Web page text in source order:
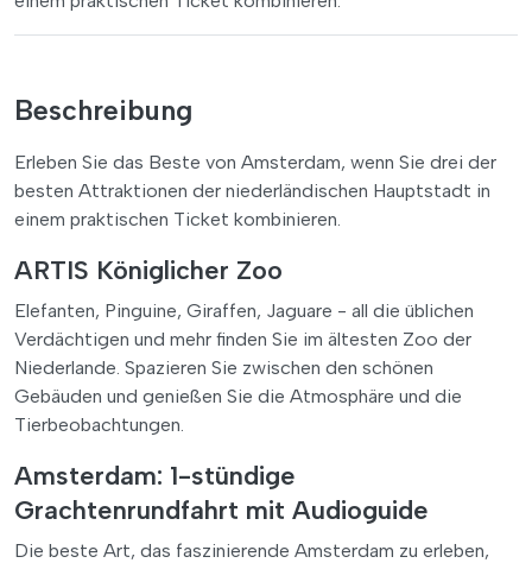
Beschreibung
Erleben Sie das Beste von Amsterdam, wenn Sie drei der
besten Attraktionen der niederländischen Hauptstadt in
einem praktischen Ticket kombinieren.
ARTIS Königlicher Zoo
Elefanten, Pinguine, Giraffen, Jaguare - all die üblichen
Verdächtigen und mehr finden Sie im ältesten Zoo der
Niederlande. Spazieren Sie zwischen den schönen
Gebäuden und genießen Sie die Atmosphäre und die
Tierbeobachtungen.
Amsterdam: 1-stündige
Grachtenrundfahrt mit Audioguide
Die beste Art, das faszinierende Amsterdam zu erleben,